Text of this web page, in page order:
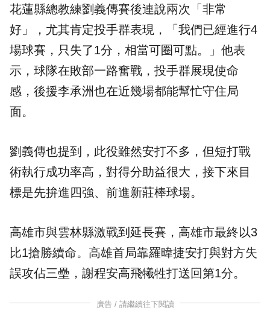
花蓮縣總教練劉義傳賽後連說兩次「非常
好」，尤其肯定投手群表現，「我們已經進行4
場球賽，只失了1分，相當可圈可點。」他表
示，球隊在敗部一路奮戰，投手群展現使命
感，後援李承洲也在近幾場都能幫忙守住局
面。
劉義傳也提到，此役雖然安打不多，但短打戰
術執行成功率高，對得分助益很大，接下來目
標是先拚進四強、前進新莊棒球場。
高雄市與雲林縣激戰到延長賽，高雄市最終以3
比1搶勝續命。高雄首局靠羅暐捷安打與對方失
誤攻佔三壘，謝程安高飛犧牲打送回第1分。
廣告 / 請繼續往下閱讀